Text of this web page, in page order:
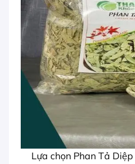
Lựa chọn Phan Tả